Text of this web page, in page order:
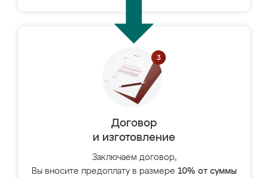
Договор
и изготовление
Заключаем договор,
Вы вносите предоплату в размере 10% от суммы